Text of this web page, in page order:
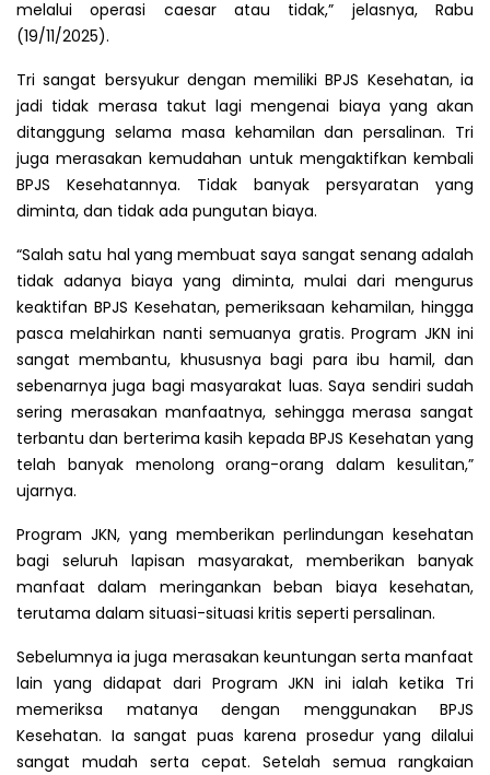
melalui operasi caesar atau tidak,” jelasnya, Rabu
(19/11/2025).
Tri sangat bersyukur dengan memiliki BPJS Kesehatan, ia
jadi tidak merasa takut lagi mengenai biaya yang akan
ditanggung selama masa kehamilan dan persalinan. Tri
juga merasakan kemudahan untuk mengaktifkan kembali
BPJS Kesehatannya. Tidak banyak persyaratan yang
diminta, dan tidak ada pungutan biaya.
“Salah satu hal yang membuat saya sangat senang adalah
tidak adanya biaya yang diminta, mulai dari mengurus
keaktifan BPJS Kesehatan, pemeriksaan kehamilan, hingga
pasca melahirkan nanti semuanya gratis. Program JKN ini
sangat membantu, khususnya bagi para ibu hamil, dan
sebenarnya juga bagi masyarakat luas. Saya sendiri sudah
sering merasakan manfaatnya, sehingga merasa sangat
terbantu dan berterima kasih kepada BPJS Kesehatan yang
telah banyak menolong orang-orang dalam kesulitan,”
ujarnya.
Program JKN, yang memberikan perlindungan kesehatan
bagi seluruh lapisan masyarakat, memberikan banyak
manfaat dalam meringankan beban biaya kesehatan,
terutama dalam situasi-situasi kritis seperti persalinan.
Sebelumnya ia juga merasakan keuntungan serta manfaat
lain yang didapat dari Program JKN ini ialah ketika Tri
memeriksa matanya dengan menggunakan BPJS
Kesehatan. Ia sangat puas karena prosedur yang dilalui
sangat mudah serta cepat. Setelah semua rangkaian